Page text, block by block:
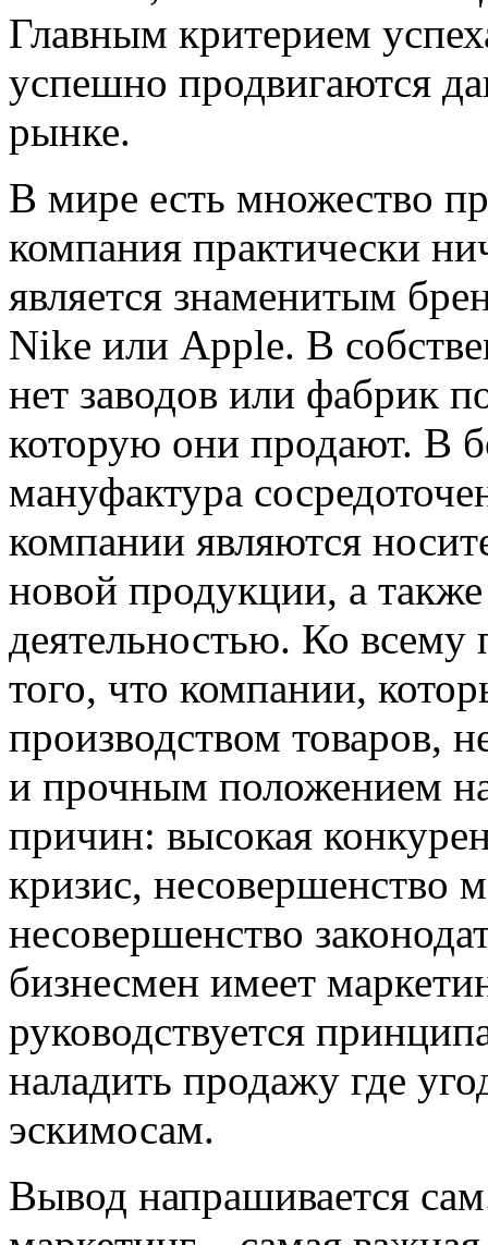
Главным критерием
успешно продвигаются
рынке.
В мире есть множество
компания практически
является знаменитым
Nike или Apple. В
нет заводов или фабрик
которую они продают. В
мануфактура
компании являются
новой продукции, а
деятельностью. Ко
того, что компании,
производством товаров,
и прочным положением
причин: высокая
кризис, несовершенство
несовершенство
бизнесмен имеет
руководствуется
наладить продажу где
эскимосам.
Вывод напрашивается